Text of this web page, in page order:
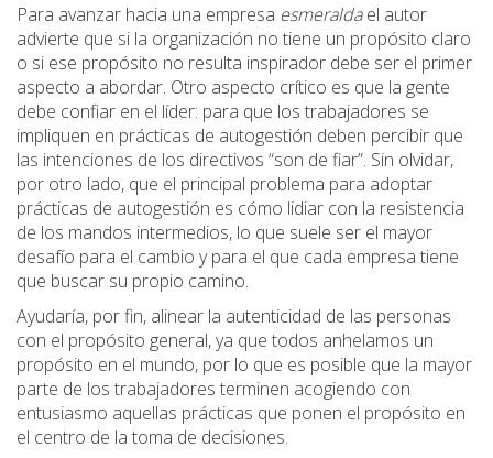
Para avanzar hacia una empresa esmeraldael autor
advierte que si la organización no tiene un propósito claro
o si ese propósito no resulta inspirador debe ser el primer
aspecto a abordar. Otro aspecto crítico es que la gente
debe confiar en el líder: para que los trabajadores se
impliquen en prácticas de autogestión deben percibir que
las intenciones de los directivos “son de fiar”. Sin olvidar,
por otro lado, que el principal problema para adoptar
prácticas de autogestión es cómo lidiar con la resistencia
de los mandos intermedios, lo que suele ser el mayor
desafío para el cambio y para el que cada empresa tiene
que buscar su propio camino.
Ayudaría, por fin, alinear la autenticidad de las personas
con el propósito general, ya que todos anhelamos un
propósito en el mundo, por lo que es posible que la mayor
parte de los trabajadores terminen acogiendo con
entusiasmo aquellas prácticas que ponen el propósito en
el centro de la toma de decisiones.